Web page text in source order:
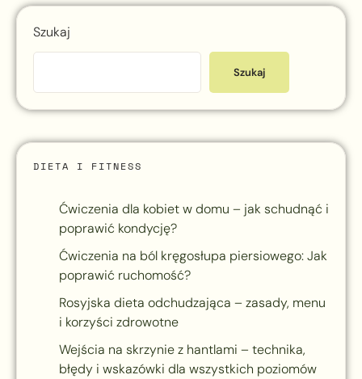
Szukaj
Szukaj
DIETA I FITNESS
Ćwiczenia dla kobiet w domu – jak schudnąć i
poprawić kondycję?
Ćwiczenia na ból kręgosłupa piersiowego: Jak
poprawić ruchomość?
Rosyjska dieta odchudzająca – zasady, menu
i korzyści zdrowotne
Wejścia na skrzynie z hantlami – technika,
błędy i wskazówki dla wszystkich poziomów